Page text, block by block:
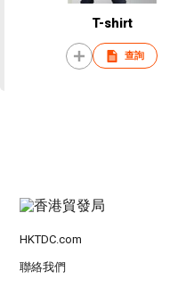
T-shirt
查詢
HKTDC.com
聯絡我們